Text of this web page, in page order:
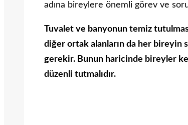
adına bireylere önemli görev ve
Tuvalet ve banyonun temiz
diğer ortak alanların da her bireyin
gerekir. Bunun haricinde bireyler
düzenli tutmalıdır.